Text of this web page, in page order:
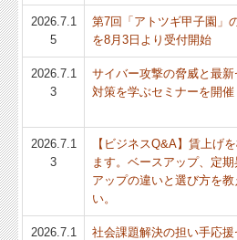
Q&A経営相談
税務カレンダー
個人情報保護方針
経営アドバイス・コーナー
2026.7.1
5
第7回「アトツギ甲子園」
を8月3日より受付開始
2026.7.1
3
サイバー攻撃の脅威と最新
対策を学ぶセミナーを開催
2026.7.1
3
【ビジネスQ&A】賃上げ
ます。ベースアップ、定
アップの違いと選び方を教
い。
2026.7.1
社会課題解決の担い手応